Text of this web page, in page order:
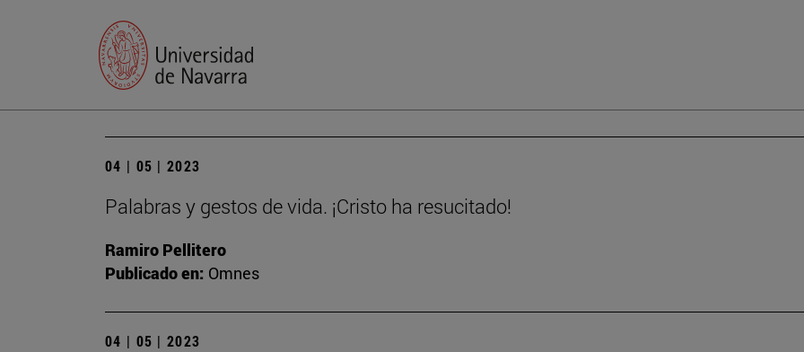
04 | 05 | 2023
Palabras y gestos de vida. ¡Cristo ha resucitado!
Ramiro Pellitero
Publicado en: Omnes
04 | 05 | 2023